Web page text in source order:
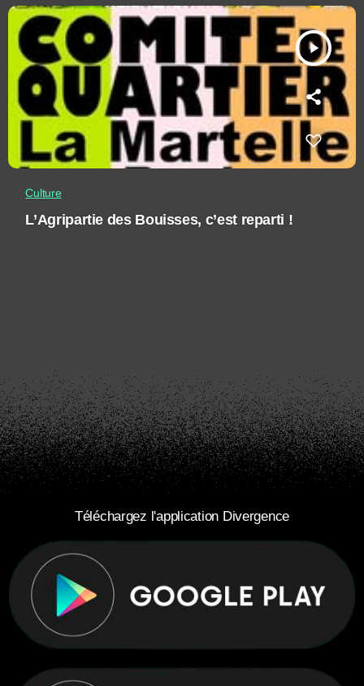
play_arrow
Culture
L’Agripartie des Bouisses, c’est reparti !
Téléchargez l'application Divergence